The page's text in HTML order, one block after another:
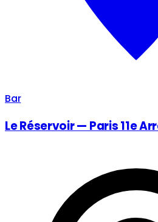
Bar
Le Réservoir — Paris 11e